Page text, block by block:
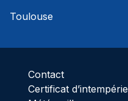
Toulouse
Contact
Certificat d’intempérie